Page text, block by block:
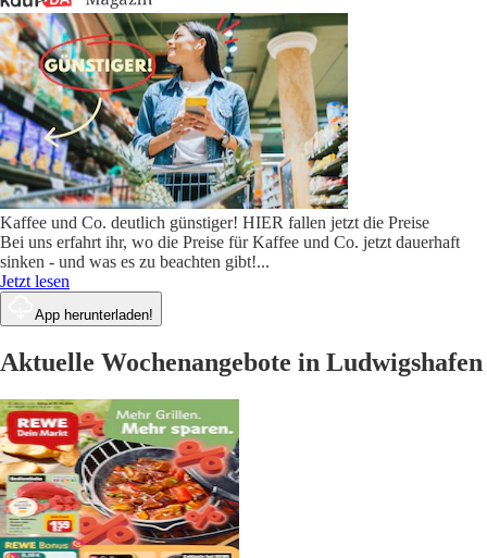
Kaffee und Co. deutlich günstiger! HIER fallen jetzt die Preise
Bei uns erfahrt ihr, wo die Preise für Kaffee und Co. jetzt dauerhaft
sinken - und was es zu beachten gibt!...
Jetzt lesen
App herunterladen!
Aktuelle Wochenangebote in Ludwigshafen